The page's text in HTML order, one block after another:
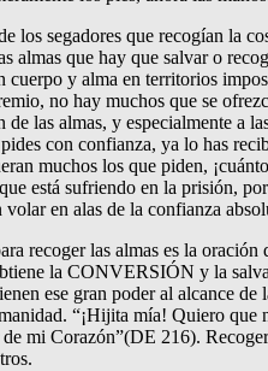
los segadores que recogían la
almas que hay que salvar o
cuerpo y alma en territorios
no hay muchos que se
de las almas, y especialmente a
con confianza, ya lo has
muchos los que piden,
está sufriendo en la prisión,
en alas de la confianza
recoger las almas es la
la CONVERSIÓN y la
ese gran poder al alcance
“¡Hijita mía! Quiero
mi Corazón”(DE 216).